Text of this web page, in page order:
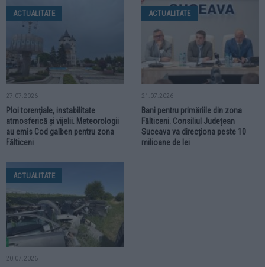
ACTUALITATE
27.07.2026
Ploi torențiale, instabilitate
atmosferică și vijelii. Meteorologii
au emis Cod galben pentru zona
Fălticeni
ACTUALITATE
21.07.2026
Bani pentru primăriile din zona
Fălticeni. Consiliul Județean
Suceava va direcționa peste 10
milioane de lei
ACTUALITATE
20.07.2026